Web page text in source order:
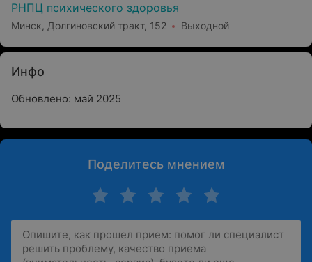
РНПЦ психического здоровья
Минск, Долгиновский тракт, 152 Выходной
Инфо
Обновлено: май 2025
Поделитесь мнением